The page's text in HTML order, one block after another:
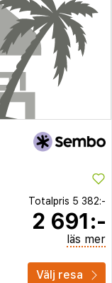
Totalpris 5 382:-
2 691:-
läs mer
Välj resa